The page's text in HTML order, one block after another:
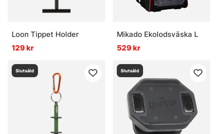
Loon Tippet Holder
129 kr
Mikado Ekolodsväska L
529 kr
Slutsåld Slutsåld